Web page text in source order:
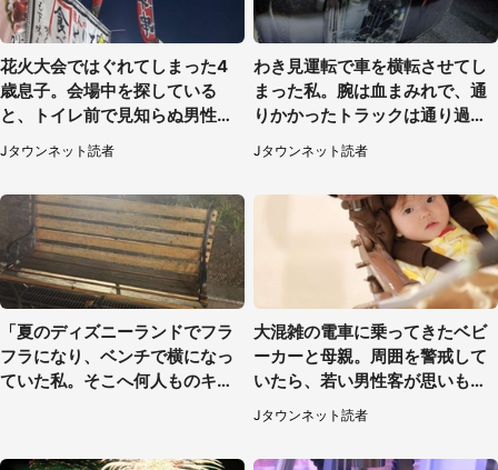
花火大会ではぐれてしまった4
歳息子。会場中を探している
と、トイレ前で見知らぬ男性に
（東京都・女性）
Jタウンネット読者
わき見運転で車を横転させてし
まった私。腕は血まみれで、通
りかかったトラックは通り過ぎ
ていき...（福岡県・30代女性）
Jタウンネット読者
「夏のディズニーランドでフラ
フラになり、ベンチで横になっ
ていた私。そこへ何人ものキャ
大混雑の電車に乗ってきたベビ
ーカーと母親。周囲を警戒して
いたら、若い男性客が思いもよ
らぬ行動に（東京都・50代女
性）
Jタウンネット読者